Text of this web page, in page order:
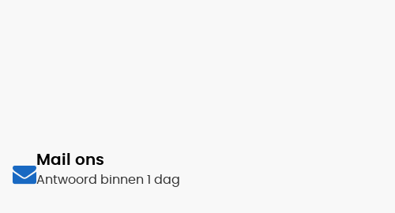
Mail ons
Antwoord binnen 1 dag